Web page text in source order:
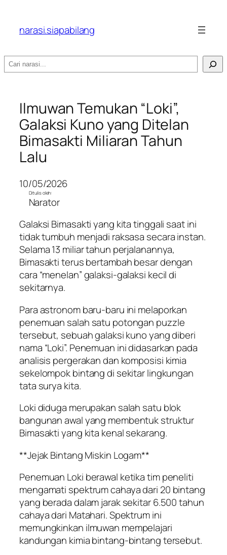
narasi.siapabilang
Search
Ilmuwan Temukan “Loki”,
Galaksi Kuno yang Ditelan
Bimasakti Miliaran Tahun
Lalu
10/05/2026
Ditulis oleh:
Narator
Galaksi Bimasakti yang kita tinggali saat ini
tidak tumbuh menjadi raksasa secara instan.
Selama 13 miliar tahun perjalanannya,
Bimasakti terus bertambah besar dengan
cara “menelan” galaksi-galaksi kecil di
sekitarnya.
Para astronom baru-baru ini melaporkan
penemuan salah satu potongan puzzle
tersebut, sebuah galaksi kuno yang diberi
nama “Loki”. Penemuan ini didasarkan pada
analisis pergerakan dan komposisi kimia
sekelompok bintang di sekitar lingkungan
tata surya kita.
Loki diduga merupakan salah satu blok
bangunan awal yang membentuk struktur
Bimasakti yang kita kenal sekarang.
**Jejak Bintang Miskin Logam**
Penemuan Loki berawal ketika tim peneliti
mengamati spektrum cahaya dari 20 bintang
yang berada dalam jarak sekitar 6.500 tahun
cahaya dari Matahari. Spektrum ini
memungkinkan ilmuwan mempelajari
kandungan kimia bintang-bintang tersebut.